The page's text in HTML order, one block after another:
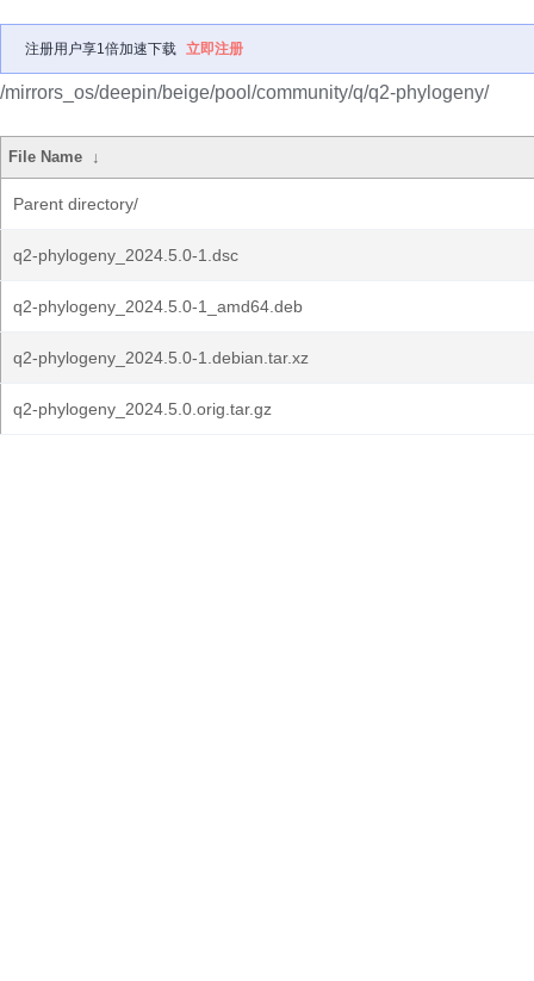
注册用户享1倍加速下载 立即注册
/mirrors_os/deepin/beige/pool/community/q/q2-phylogeny/
File Name ↓
Parent directory/
q2-phylogeny_2024.5.0-1.dsc
q2-phylogeny_2024.5.0-1_amd64.deb
q2-phylogeny_2024.5.0-1.debian.tar.xz
q2-phylogeny_2024.5.0.orig.tar.gz